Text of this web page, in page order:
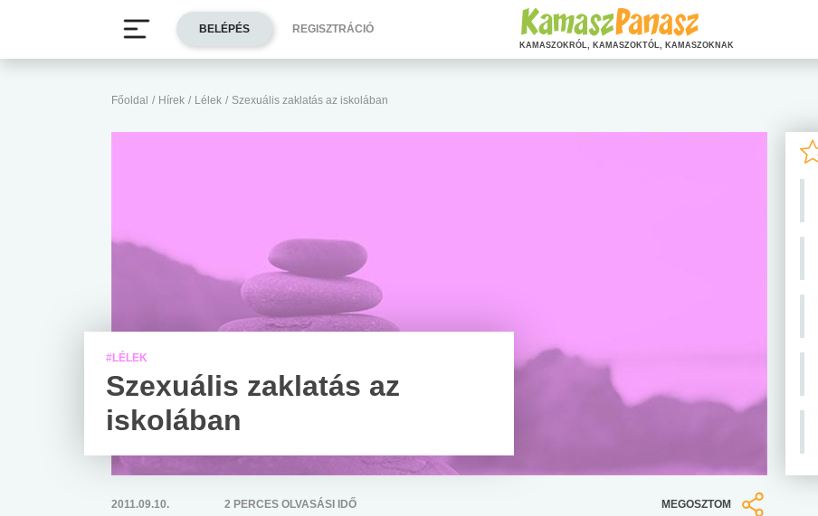
Főoldal / Hírek / Lélek / Szexuális zaklatás az iskolában
#LÉLEK
Szexuális zaklatás az
iskolában
2011.09.10. 2 PERCES OLVASÁSI IDŐ MEGOSZTOM
BELÉPÉS REGISZTRÁCIÓ
KAMASZOKRÓL, KAMASZOKTÓL, KAMASZOKNAK